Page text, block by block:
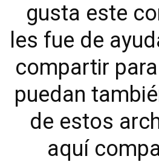
gusta este
les fue de
compartir
puedan
de estos
aquí